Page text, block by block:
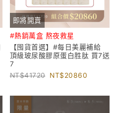
即將開賣
#熱銷萬盒 熬夜救星
【囤貨首選】#每日美麗補給
頂級玻尿酸膠原蛋白胜肽 買7送
7
41720
20860